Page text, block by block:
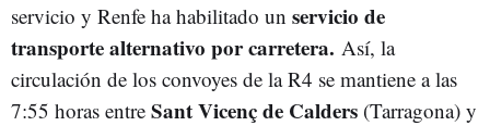
servicio y Renfe ha habilitado un servicio de
transporte alternativo por carretera. Así, la
circulación de los convoyes de la R4 se mantiene a las
7:55 horas entre Sant Vicenç de Calders (Tarragona) y